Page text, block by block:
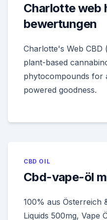
Charlotte
bewertungen
Charlotte's Web CBD
plant-based
phytocompounds for
powered goodness.
CBD OIL
Cbd-vape-öl
100% aus Österreich
Liquids 500mg, Vape